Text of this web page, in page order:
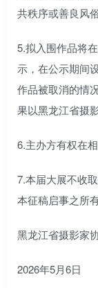
共秩序或善良风
5.拟入围作品将
示，在公示期间
作品被取消的情
果以黑龙江省摄
6.主办方有权在
7.本届大展不收
本征稿启事之所
黑龙江省摄影家
2026年5月6日